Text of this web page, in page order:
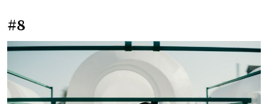
#8